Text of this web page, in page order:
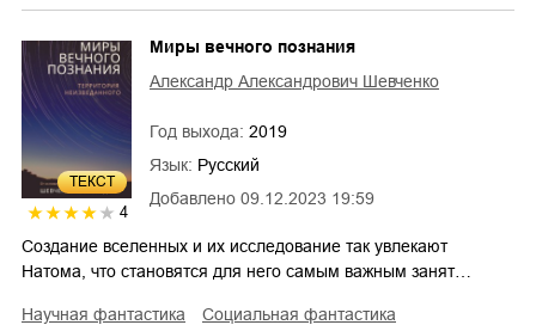
ТЕКСТ
4
Добавлено 09.12.2023 19:59
Миры вечного познания
Александр Александрович Шевченко
Год выхода: 2019
Язык: Русский
Создание вселенных и их исследование так увлекают
Натома, что становятся для него самым важным занят…
научная фантастика
социальная фантастика